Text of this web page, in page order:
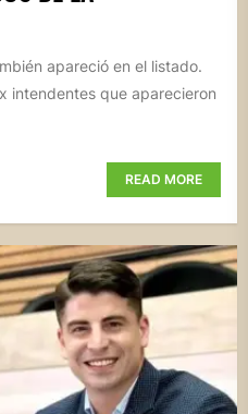
apareció en el listado.
intendentes que aparecieron
READ MORE